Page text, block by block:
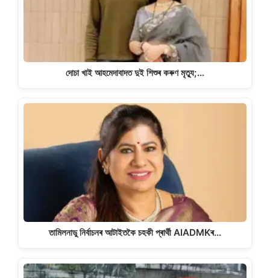
দোচা খাই আহমেদাবাদত দুই শিশুৰ কৰুণ মৃত্যু;…
তামিলনাডু নিৰ্বাচনৰ আটাইতকৈ চহকী প্ৰাৰ্থী AIADMKৰ…